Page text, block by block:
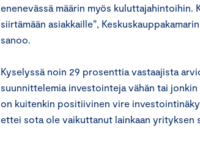
enenevässä määrin myös kuluttajahintoihin.
siirtämään asiakkaille”,
sanoo.
Kyselyssä noin 29 prosenttia vastaajista
suunnittelemia investointeja vähän tai
on kuitenkin positiivinen vire
ettei sota ole vaikuttanut lainkaan yrityksen